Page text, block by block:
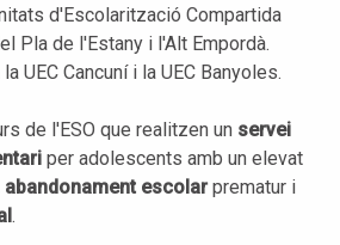
d'Escolarització Compartida
Pla de l'Estany i l'Alt Empordà.
UEC Cancuní i la UEC Banyoles.
de l'ESO que realitzen un servei
per adolescents amb un elevat
abandonament escolarprematur i
.